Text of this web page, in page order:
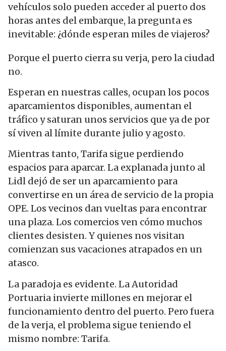
vehículos solo pueden acceder al puerto dos
horas antes del embarque, la pregunta es
inevitable: ¿dónde esperan miles de viajeros?
Porque el puerto cierra su verja, pero la ciudad
no.
Esperan en nuestras calles, ocupan los pocos
aparcamientos disponibles, aumentan el
tráfico y saturan unos servicios que ya de por
sí viven al límite durante julio y agosto.
Mientras tanto, Tarifa sigue perdiendo
espacios para aparcar. La explanada junto al
Lidl dejó de ser un aparcamiento para
convertirse en un área de servicio de la propia
OPE. Los vecinos dan vueltas para encontrar
una plaza. Los comercios ven cómo muchos
clientes desisten. Y quienes nos visitan
comienzan sus vacaciones atrapados en un
atasco.
La paradoja es evidente. La Autoridad
Portuaria invierte millones en mejorar el
funcionamiento dentro del puerto. Pero fuera
de la verja, el problema sigue teniendo el
mismo nombre: Tarifa.